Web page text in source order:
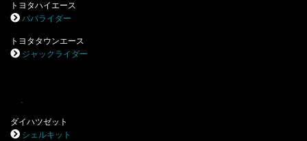
トヨタハイエース
パパライダー
トヨタタウンエース
ジャックライダー
ダイハツゼット
シェルキット